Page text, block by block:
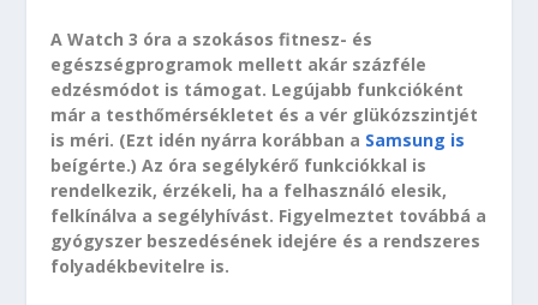
A Watch 3 óra a szokásos fitnesz- és
egészségprogramok mellett akár százféle
edzésmódot is támogat. Legújabb funkcióként
már a testhőmérsékletet és a vér glükózszintjét
is méri. (Ezt idén nyárra korábban a Samsung is
beígérte.) Az óra segélykérő funkciókkal is
rendelkezik, érzékeli, ha a felhasználó elesik,
felkínálva a segélyhívást. Figyelmeztet továbbá a
gyógyszer beszedésének idejére és a rendszeres
folyadékbevitelre is.